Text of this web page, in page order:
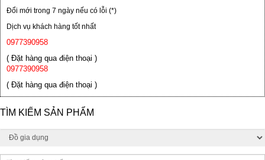
Đổi mới trong 7 ngày nếu có lỗi (*)
Dịch vụ khách hàng tốt nhất
0977390958
( Đặt hàng qua điện thoại )
0977390958
( Đặt hàng qua điện thoại )
TÌM KIẾM SẢN PHẨM